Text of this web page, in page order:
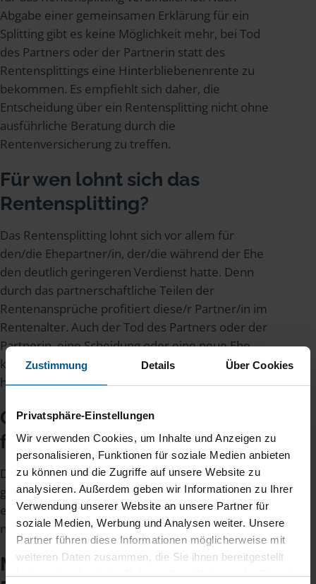
Zustimmung Details Über Cookies
Privatsphäre-Einstellungen
Wir verwenden Cookies, um Inhalte und Anzeigen zu
personalisieren, Funktionen für soziale Medien anbieten
zu können und die Zugriffe auf unsere Website zu
analysieren. Außerdem geben wir Informationen zu Ihrer
Verwendung unserer Website an unsere Partner für
soziale Medien, Werbung und Analysen weiter. Unsere
Partner führen diese Informationen möglicherweise mit
weiteren Daten zusammen, die Sie ihnen bereitgestellt
haben oder die sie im Rahmen Ihrer Nutzung der Dienste
Abgabe einer gemeinsamen Erklärung für ein
Splitting gibt es keine Möglichkeit mehr, bei Tod
des Partners oder der Partnerin statt des
Rentensplittings eine Hinterbliebenenrente zu
bekommen. Es empfiehlt sich daher, die
Entscheidung über ein Rentensplitting nicht ohne
ausführliche Beratung durch die
Rentenversicherung zu treffen.
Für wen lohnt sich das
Rentensplitting?
Das Rentensplitting lohnt sich vor allem für
den/die Ehepartner/in, der/die während der Ehe
den deutlich geringeren Verdienst hatte. Denn
durch das partnerschaftliche Teilen der
Rentenansprüche profitiert diese/r Partner/in im
Rentenalter. Auch der Tod des Partners oder der
Partnerin, eine Scheidung oder eine neue Ehe
können diesem Partner oder dieser Partnerin die
höheren Rentenansprüche nicht mehr nehmen.
Gibt es auch Rentensplitting
für private Altersvorsorge?
Das Rentensplitting funktioniert nur bei der
gesetzlichen Rente. Die Rentenansprüche aus
einerbetrieblichen Altersvorsorge
können
nicht in diesem Stil aufgeteilt werden.
Muss ich in Sachen